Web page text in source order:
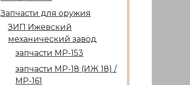
Запчасти для оружия
ЗИП Ижевский
механический завод
запчасти МР-153
запчасти МР-18 (ИЖ 18) /
МР-161